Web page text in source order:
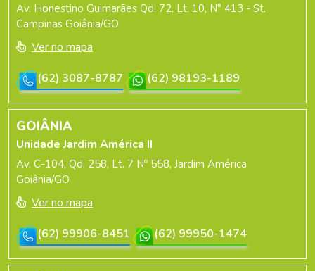
Av. Honestino Guimarães Qd. 72, Lt. 10, N° 413 - St.
Campinas Goiânia/GO
Ver no mapa
(62) 3087-8787
(62) 98193-1189
GOIÂNIA
Unidade Jardim América II
Av. C-104, Qd. 258, Lt. 7 Nº 558, Jardim América
Goiânia/GO
Ver no mapa
(62) 99906-8451
(62) 99950-1474